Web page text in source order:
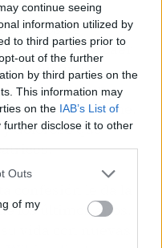
continue seeing
information utilized by
to third parties prior to
out of the further
by third parties on the
This information may
on the IAB’s List of
further disclose it to other
Outs
of my
¿empieza la
solteros de
ha dejado caer
la fe en que se
amorosa, un
un peso enorme.
doloroso que
los últimos años.
vida con nuevas